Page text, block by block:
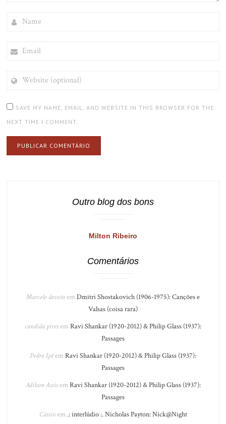
(OPTIONAL)
SAVE MY NAME, EMAIL, AND WEBSITE IN THIS BROWSER FOR THE
NEXT TIME I COMMENT.
Outro blog dos bons
Milton Ribeiro
Comentários
Marcelo devotoem Dmitri Shostakovich (1906-1975): Canções e
Valsas (coisa rara)
candida piresem Ravi Shankar (1920-2012) & Philip Glass (1937):
Passages
Pedro Ipêem Ravi Shankar (1920-2012) & Philip Glass (1937):
Passages
Adilson Assisem Ravi Shankar (1920-2012) & Philip Glass (1937):
Passages
Cássioem .: interlúdio :. Nicholas Payton: Nick@Night